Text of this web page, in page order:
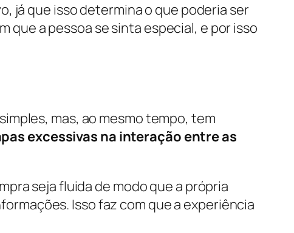
já que isso determina o que poderia ser
que a pessoa se sinta especial, e por isso
mas, ao mesmo tempo, tem
excessivas na interação entre as
seja fluida de modo que a própria
Isso faz com que a experiência